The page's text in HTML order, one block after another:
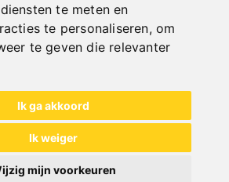
te meten en
te personaliseren,om
te geven die relevanter
Ik ga akkoord
Ik weiger
mijn voorkeuren
All categories
Hout